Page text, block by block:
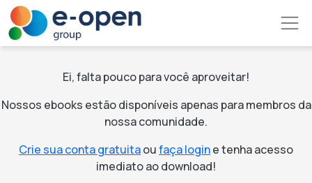
Pular para o conteúdo principal
Ei, falta pouco para você aproveitar!
Nossos ebooks estão disponíveis apenas para membros da
nossa comunidade.
Crie sua conta gratuitaoufaça logine tenha acesso
imediato ao download!